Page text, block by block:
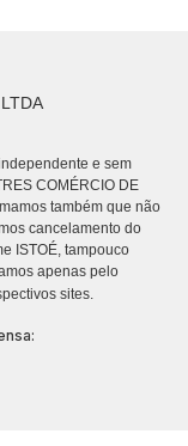
e sem
COMÉRCIO DE
também que não
cancelamento do
ISTOÉ, tampouco
apenas pelo
sites.